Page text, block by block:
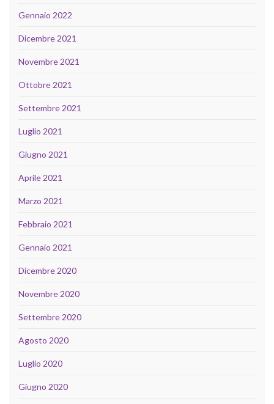
Gennaio 2022
Dicembre 2021
Novembre 2021
Ottobre 2021
Settembre 2021
Luglio 2021
Giugno 2021
Aprile 2021
Marzo 2021
Febbraio 2021
Gennaio 2021
Dicembre 2020
Novembre 2020
Settembre 2020
Agosto 2020
Luglio 2020
Giugno 2020